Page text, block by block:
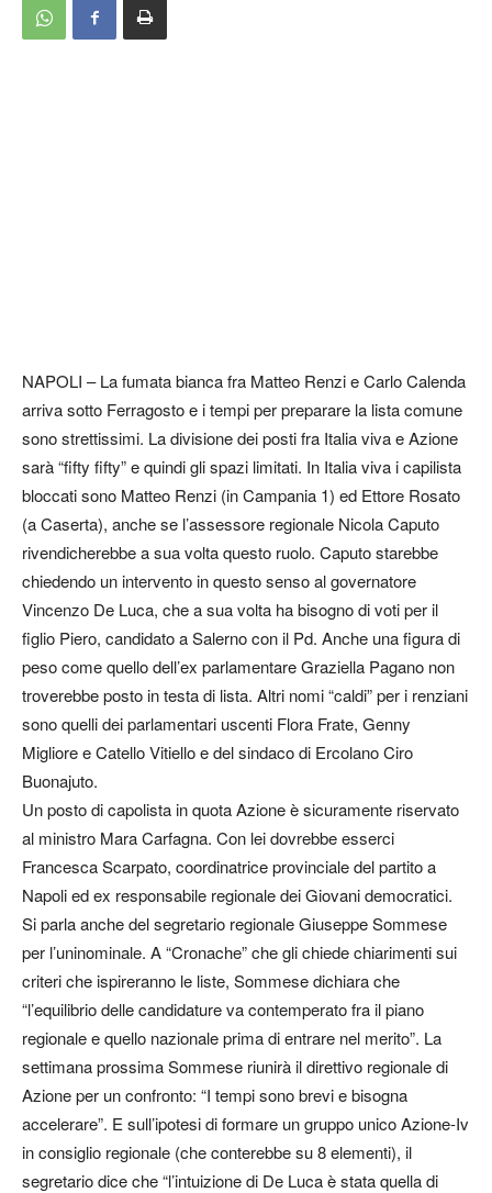
NAPOLI – La fumata bianca fra Matteo Renzi e Carlo Calenda
arriva sotto Ferragosto e i tempi per preparare la lista comune
sono strettissimi. La divisione dei posti fra Italia viva e Azione
sarà “fifty fifty” e quindi gli spazi limitati. In Italia viva i capilista
bloccati sono Matteo Renzi (in Campania 1) ed Ettore Rosato
(a Caserta), anche se l’assessore regionale Nicola Caputo
rivendicherebbe a sua volta questo ruolo. Caputo starebbe
chiedendo un intervento in questo senso al governatore
Vincenzo De Luca, che a sua volta ha bisogno di voti per il
figlio Piero, candidato a Salerno con il Pd. Anche una figura di
peso come quello dell’ex parlamentare Graziella Pagano non
troverebbe posto in testa di lista. Altri nomi “caldi” per i renziani
sono quelli dei parlamentari uscenti Flora Frate, Genny
Migliore e Catello Vitiello e del sindaco di Ercolano Ciro
Buonajuto.
Un posto di capolista in quota Azione è sicuramente riservato
al ministro Mara Carfagna. Con lei dovrebbe esserci
Francesca Scarpato, coordinatrice provinciale del partito a
Napoli ed ex responsabile regionale dei Giovani democratici.
Si parla anche del segretario regionale Giuseppe Sommese
per l’uninominale. A “Cronache” che gli chiede chiarimenti sui
criteri che ispireranno le liste, Sommese dichiara che
“l’equilibrio delle candidature va contemperato fra il piano
regionale e quello nazionale prima di entrare nel merito”. La
settimana prossima Sommese riunirà il direttivo regionale di
Azione per un confronto: “I tempi sono brevi e bisogna
accelerare”. E sull’ipotesi di formare un gruppo unico Azione-Iv
in consiglio regionale (che conterebbe su 8 elementi), il
segretario dice che “l’intuizione di De Luca è stata quella di